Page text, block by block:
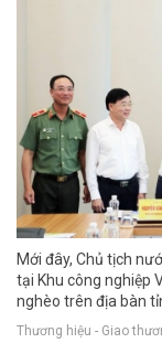
Mới đây, Chủ tịch
tại Khu công nghiệp
nghèo trên địa bàn
Thương hiệu - Giao